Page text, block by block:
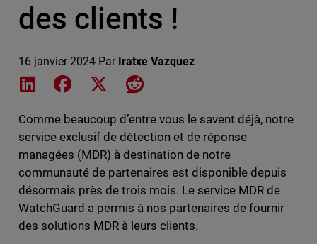
des clients !
16 janvier 2024 Par Iratxe Vazquez
Share on LinkedIn
Share on Facebook
Share on XShare on Reddit
Comme beaucoup d’entre vous le savent déjà, notre
service exclusif de détection et de réponse
managées (MDR) à destination de notre
communauté de partenaires est disponible depuis
désormais près de trois mois. Le service MDR de
WatchGuard a permis à nos partenaires de fournir
des solutions MDR à leurs clients.